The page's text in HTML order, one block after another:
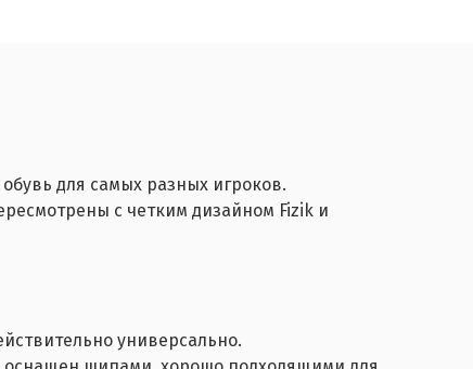
для самых разных игроков.
с четким дизайном Fizik и
универсально.